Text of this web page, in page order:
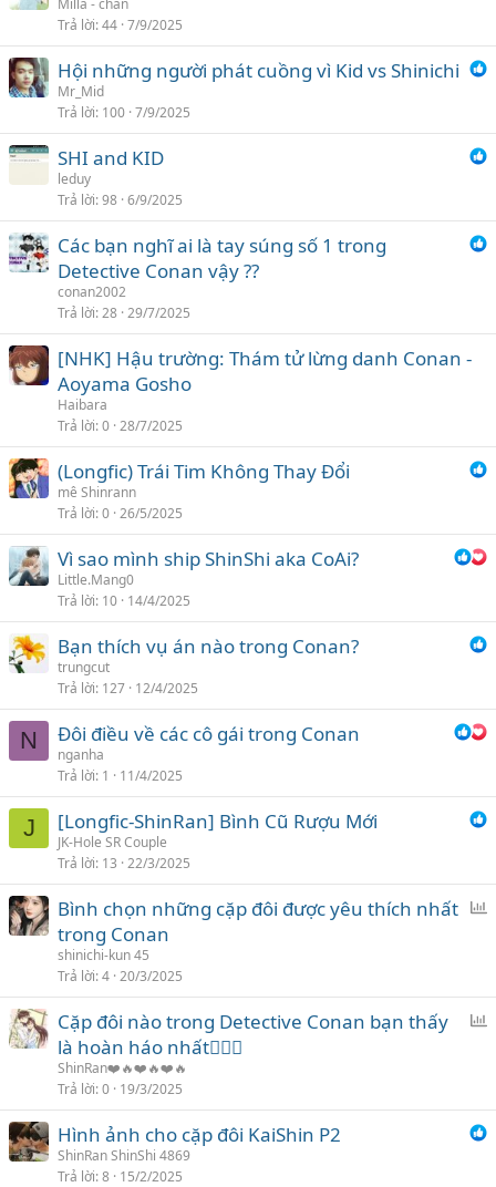
Milla - chan
Trả lời 44 7/9/2025
Hội những người phát cuồng vì Kid vs Shinichi
Mr_Mid
Trả lời 100 7/9/2025
SHI and KID
leduy
Trả lời 98 6/9/2025
Các bạn nghĩ ai là tay súng số 1 trong
Detective Conan vậy ??
conan2002
Trả lời 28 29/7/2025
[NHK] Hậu trường: Thám tử lừng danh Conan -
Aoyama Gosho
Haibara
Trả lời 0 28/7/2025
(Longfic) Trái Tim Không Thay Đổi
mê Shinrann
Trả lời 0 26/5/2025
Vì sao mình ship ShinShi aka CoAi?
Little.Mang0
Trả lời 10 14/4/2025
Bạn thích vụ án nào trong Conan?
trungcut
Trả lời 127 12/4/2025
N Đôi điều về các cô gái trong Conan
nganha
Trả lời 1 11/4/2025
J [Longfic-ShinRan] Bình Cũ Rượu Mới
JK-Hole SR Couple
Trả lời 13 22/3/2025
c
h
Bình chọn những cặp đôi được yêu thích nhất
trong Conan
shinichi-kun 45
Trả lời 4 20/3/2025
c
h
Cặp đôi nào trong Detective Conan bạn thấy
là hoàn háo nhất❤️‍🔥💋
ShinRan❤️🔥❤️🔥❤️🔥
Trả lời 0 19/3/2025
Hình ảnh cho cặp đôi KaiShin P2
ShinRan ShinShi 4869
Trả lời 8 15/2/2025